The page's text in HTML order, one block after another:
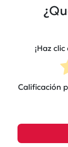
¡Haz
Calificación